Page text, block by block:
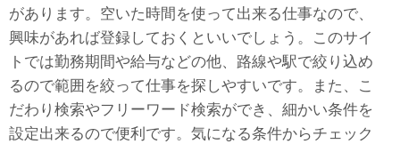
があります。空いた時間を使って出来る仕事なので、
興味があれば登録しておくといいでしょう。このサイ
トでは勤務期間や給与などの他、路線や駅で絞り込め
るので範囲を絞って仕事を探しやすいです。また、こ
だわり検索やフリーワード検索ができ、細かい条件を
設定出来るので便利です。気になる条件からチェック